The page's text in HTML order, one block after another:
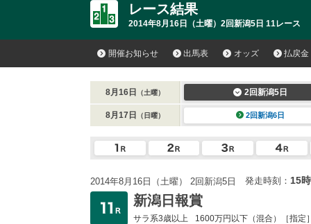
レース結果
2014年8月16日（土曜）2回新潟5日 11レース
開催お知らせ 出馬表 オッズ 払戻金
8月16日 （土曜） 2回新潟5日
8月17日 （日曜） 2回新潟6日
2014年8月16日（土曜） 2回新潟5日 発走時刻： 15
新潟日報賞
サラ系3歳以上 1600万円以下 （混合）［指定